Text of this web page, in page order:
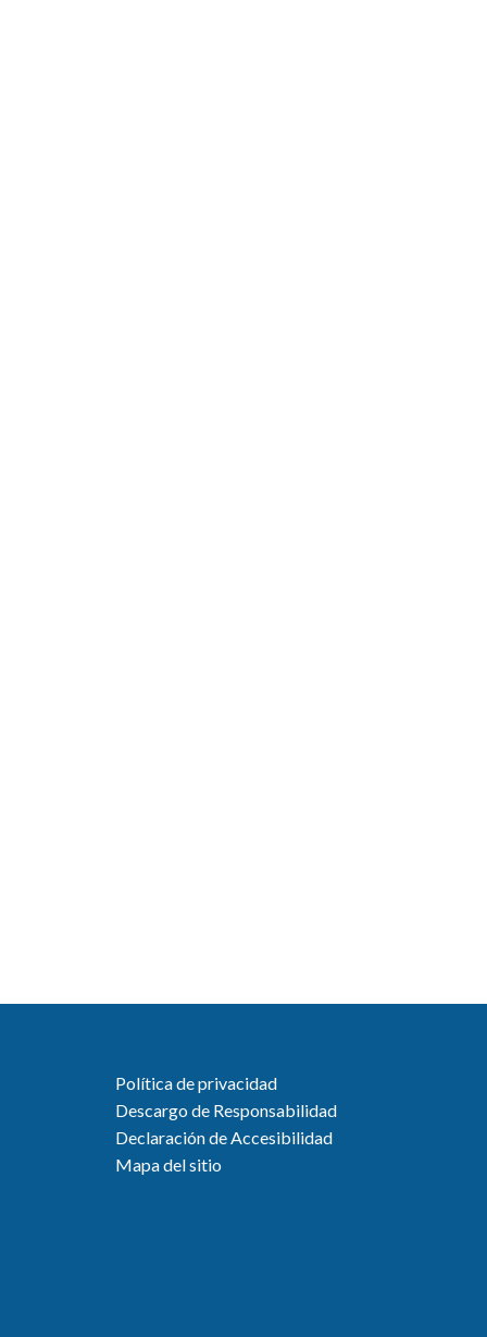
Política de privacidad
Descargo de Responsabilidad
Declaración de Accesibilidad
Mapa del sitio